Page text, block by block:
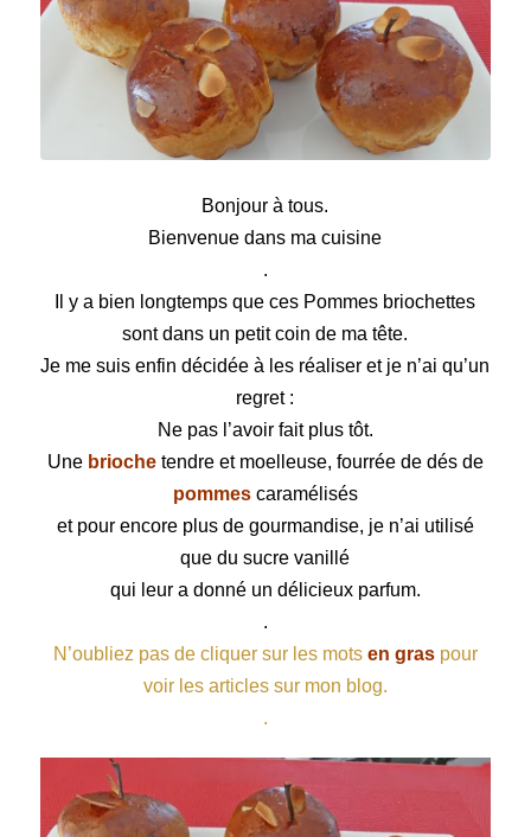
Bonjour à tous.
Bienvenue dans ma cuisine
.
Il y a bien longtemps que ces Pommes briochettes
sont dans un petit coin de ma tête.
Je me suis enfin décidée à les réaliser et je n’ai qu’un
regret :
Ne pas l’avoir fait plus tôt.
Une briochetendre et moelleuse, fourrée de dés de
pommescaramélisés
et pour encore plus de gourmandise, je n’ai utilisé
que du sucre vanillé
qui leur a donné un délicieux parfum.
.
N’oubliez pas de cliquer sur les mots en graspour
voir les articles sur mon blog.
.